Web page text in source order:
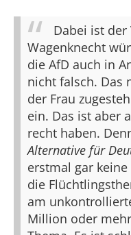
Dabei ist der
Wagenknecht
die AfD auch in
nicht falsch. Das
der Frau
ein. Das ist aber
recht haben.
Alternative für
erstmal gar
die
am
Million oder